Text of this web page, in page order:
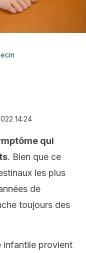
14:24
qui
. Bien que ce
les plus
de
toujours des
infantile provient